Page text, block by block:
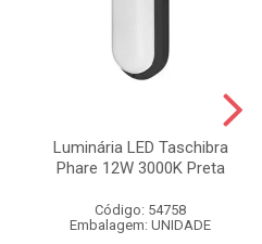
Luminária LED Taschibra
Phare 12W 3000K Preta
Código: 54758
Embalagem: UNIDADE